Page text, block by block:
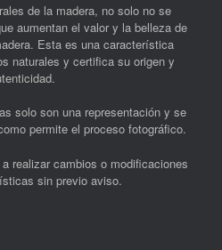
de la madera, no solo no se
aumentan el valor y la belleza de
Esta es una característica
naturales y certifica su origen y
solo son una representación y se
permite el proceso fotográfico.
realizar cambios o modificaciones
sin previo aviso.